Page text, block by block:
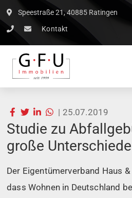
Speestraße 21, 40885 Ratingen
Kontakt
| 25.07.2019
Studie zu
große Unterschiede
Der Eigentümerverband Haus
dass Wohnen in Deutschland